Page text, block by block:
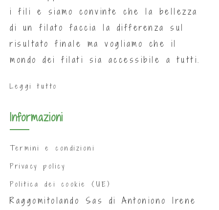
i fili e siamo convinte che la bellezza
di un filato faccia la differenza sul
risultato finale ma vogliamo che il
mondo dei filati sia accessibile a tutti.
Leggi tutto
Informazioni
Termini e condizioni
Privacy policy
Politica dei cookie (UE)
Raggomitolando Sas di Antoniono Irene